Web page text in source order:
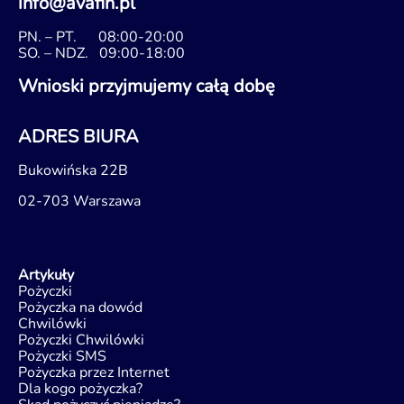
PN. – PT. 08:00-20:00
SO. – NDZ. 09:00-18:00
Wnioski przyjmujemy całą dobę
ADRES BIURA
Bukowińska 22B
02-703 Warszawa
Artykuły
Pożyczki
Pożyczka na dowód
Chwilówki
Pożyczki Chwilówki
Pożyczki SMS
Pożyczka przez Internet
Dla kogo pożyczka?